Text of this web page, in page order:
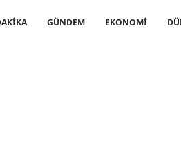
GÜNDEM EKONOMİ